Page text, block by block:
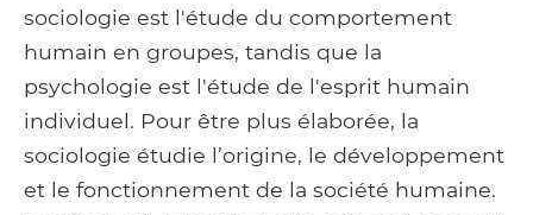
sociologie est l'étude du comportement
humain en groupes, tandis que la
psychologie est l'étude de l'esprit humain
individuel. Pour être plus élaborée, la
sociologie étudie l’origine, le développement
et le fonctionnement de la société humaine.